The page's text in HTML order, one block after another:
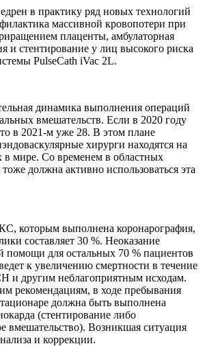
в практику ряд новых технологий
массивной кровопотери при
плаценты, амбулаторная
и стентирование у лиц высокого риска
PulseCath iVac 2L.
динамика выполнения операций
вмешательств. Если в 2020 году
в 2021-м уже 28. В этом плане
хирурги находятся на
в мире. Со временем в областных
должна активно использоваться эта
которым выполнена коронарография,
составляет 30 %. Неоказание
помощи для остальных 70 % пациентов
к увеличению смертности в течение
и другим неблагоприятным исходам.
рекомендациям, в ходе пребывания
должна быть выполнена
(стентирование либо
вмешательство). Возникшая ситуация
и коррекции.